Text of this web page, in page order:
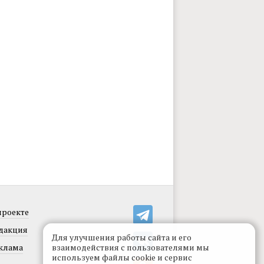
Для улучшения работы сайта и его
взаимодействия с пользователями мы
используем файлы cookie и сервис